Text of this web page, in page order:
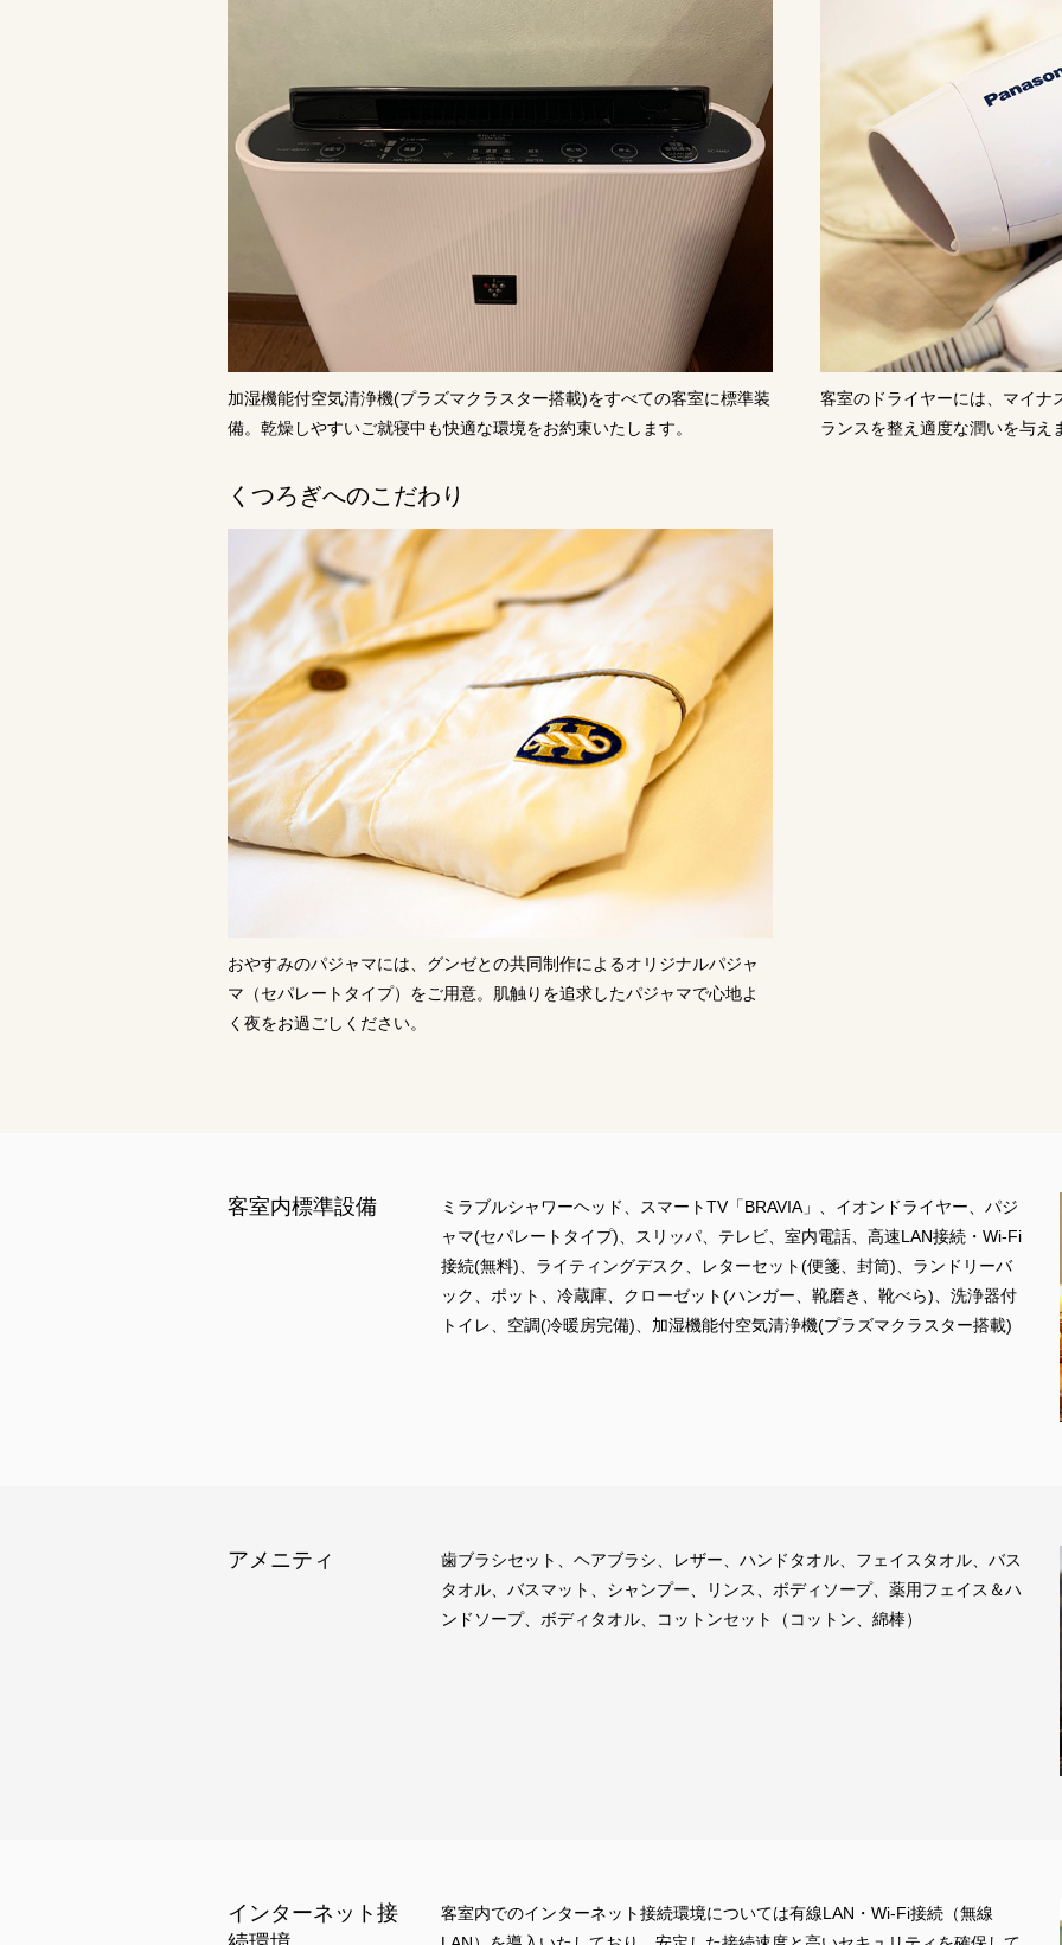
加湿機能付空気清浄機(プラズマクラスター搭載)をすべての客室に標準装
備。乾燥しやすいご就寝中も快適な環境をお約束いたします。
客室のドライヤーには、マイナ
ランスを整え適度な潤いを与え
くつろぎへのこだわり
おやすみのパジャマには、グンゼとの共同制作によるオリジナルパジャ
マ（セパレートタイプ）をご用意。肌触りを追求したパジャマで心地よ
く夜をお過ごしください。
客室内標準設備
ミラブルシャワーヘッド、スマートTV「BRAVIA」、イオンドライヤー、パジ
ャマ(セパレートタイプ)、スリッパ、テレビ、室内電話、高速LAN接続・Wi-Fi
接続(無料)、ライティングデスク、レターセット(便箋、封筒)、ランドリーバ
ック、ポット、冷蔵庫、クローゼット(ハンガー、靴磨き、靴べら)、洗浄器付
トイレ、空調(冷暖房完備)、加湿機能付空気清浄機(プラズマクラスター搭載)
アメニティ
歯ブラシセット、ヘアブラシ、レザー、ハンドタオル、フェイスタオル、バス
タオル、バスマット、シャンプー、リンス、ボディソープ、薬用フェイス＆ハ
ンドソープ、ボディタオル、コットンセット（コットン、綿棒）
インターネット接
客室内でのインターネット接続環境については有線LAN・Wi-Fi接続（無線